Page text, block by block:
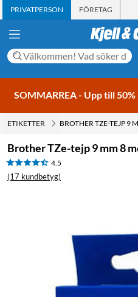
PRIVATPERSON FÖRETAG
SOMMARREA - Upp till 50%
ETIKETTER
Brother TZe-tejp 9 mm 8
4.5
(17 kundbetyg)